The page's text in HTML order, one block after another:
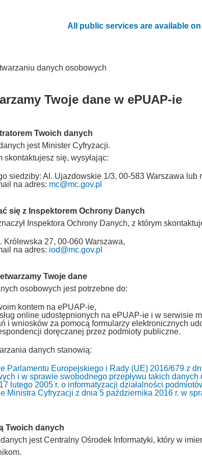
All public services are available
danych osobowych
Twoje dane w ePUAP-ie
Twoich danych
jest Minister Cyfryzacji.
skontaktujesz się, wysyłając:
siedziby: Al. Ujazdowskie 1/3, 00-583 Warszawa
na adres: mc@mc.gov.pl
się z Inspektorem Ochrony Danych
Inspektora Ochrony Danych, z którym
Królewska 27, 00-060 Warszawa,
na adres: iod@mc.gov.pl
Twoje dane
osobowych jest potrzebne do:
kontem na ePUAP-ie,
online udostępnionych na ePUAP-ie i w serwisie
i wniosków za pomocą formularzy elektronicznych
doręczanej przez podmioty publiczne.
danych stanowią:
Parlamentu Europejskiego i Rady (UE) 2016/679 z
i w sprawie swobodnego przepływu takich
lutego 2005 r. o informatyzacji działalności
Ministra Cyfryzacji z dnia 5 października 2016 r. w
Twoich danych
jest Centralny Ośrodek Informatyki, który w